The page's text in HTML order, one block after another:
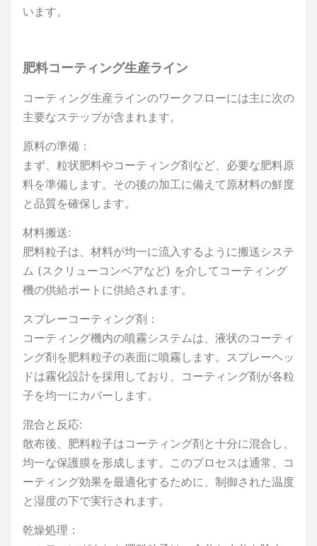
います。
肥料コーティング生産ライン
コーティング生産ラインのワークフローには主に次の
主要なステップが含まれます。
原料の準備：
まず、粒状肥料やコーティング剤など、必要な肥料原
料を準備します。その後の加工に備えて原材料の鮮度
と品質を確保します。
材料搬送:
肥料粒子は、材料が均一に流入するように搬送システ
ム (スクリューコンベアなど) を介してコーティング
機の供給ポートに供給されます。
スプレーコーティング剤：
コーティング機内の噴霧システムは、液状のコーティ
ング剤を肥料粒子の表面に噴霧します。スプレーヘッ
ドは霧化設計を採用しており、コーティング剤が各粒
子を均一にカバーします。
混合と反応:
散布後、肥料粒子はコーティング剤と十分に混合し、
均一な保護膜を形成します。このプロセスは通常、コ
ーティング効果を最適化するために、制御された温度
と湿度の下で実行されます。
乾燥処理：